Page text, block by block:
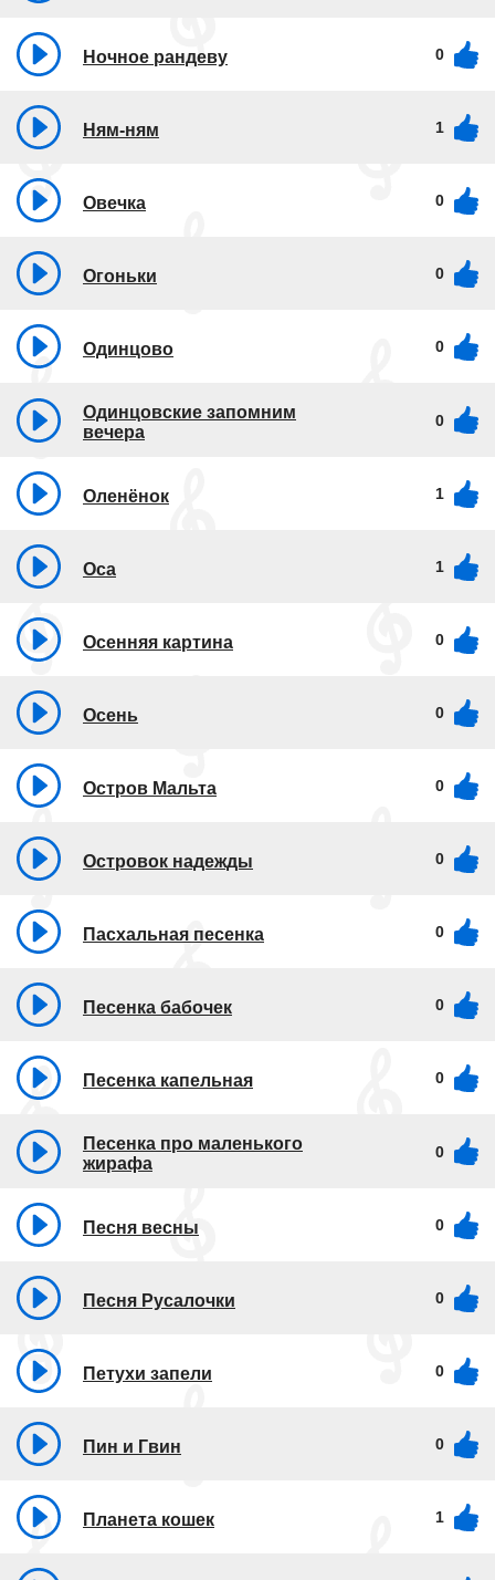
Ночное рандеву 0
Ням-ням 1
Овечка 0
Огоньки 0
Одинцово 0
Одинцовские запомним
вечера
0
Оленёнок 1
Оса 1
Осенняя картина 0
Осень 0
Остров Мальта 0
Островок надежды 0
Пасхальная песенка 0
Песенка бабочек 0
Песенка капельная 0
Песенка про маленького
жирафа
0
Песня весны 0
Песня Русалочки 0
Петухи запели 0
Пин и Гвин 0
Планета кошек 1